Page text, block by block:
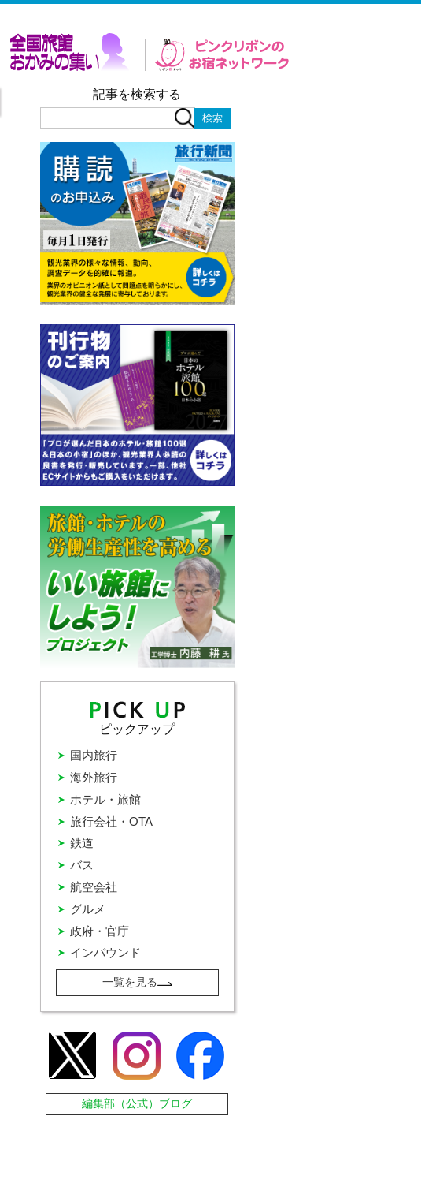
記事を検索する
ピックアップ
インバウンド
グルメ
バス
ホテル・旅館
国内旅行
政府・官庁
旅行会社・OTA
海外旅行
航空会社
鉄道
一覧を見る
編集部（公式）ブログ